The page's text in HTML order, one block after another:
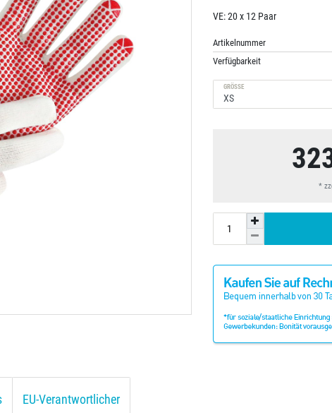
VE: 20 x 12 Paar
Artikelnummer
Verfügbarkeit
GRÖSSE
*
EU-Verantwortlicher